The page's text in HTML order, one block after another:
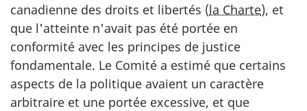
canadienne des droits et libertés (la Charte), et
que l'atteinte n'avait pas été portée en
conformité avec les principes de justice
fondamentale. Le Comité a estimé que certains
aspects de la politique avaient un caractère
arbitraire et une portée excessive, et que